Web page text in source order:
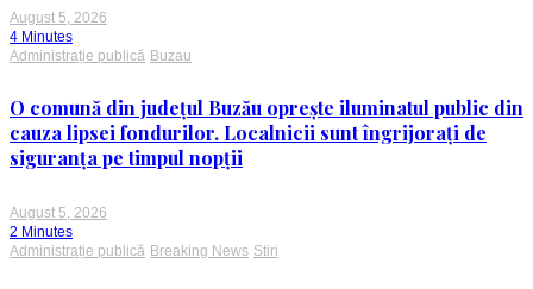
August 5, 2026
4 Minutes
Administrație publică Buzau
O comună din județul Buzău oprește iluminatul public din
cauza lipsei fondurilor. Localnicii sunt îngrijorați de
siguranța pe timpul nopții
August 5, 2026
2 Minutes
Administrație publică Breaking News Stiri